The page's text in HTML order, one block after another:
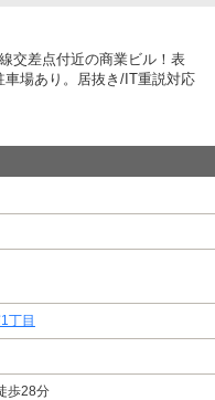
交差点付近の商業ビル！表
場あり。居抜き/IT重説対応
丁目
歩28分